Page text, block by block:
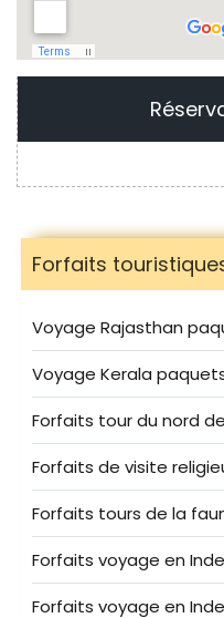
Forfaits
Voyage Rajasthan
Voyage Kerala
Forfaits tour du nord
Forfaits de visite
Forfaits tours de la
Forfaits voyage en
Forfaits voyage en